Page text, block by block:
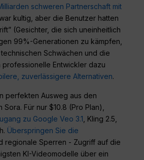
schweren Partnerschaft mit
kultig, aber die Benutzer hatten
(Gesichter, die sich uneinheitlich
99%-Generationen zu kämpfen,
Schwächen und die
professionelle Entwickler dazu
zuverlässigere Alternativen.
perfekten Ausweg aus den
Für nur $10.8 (Pro Plan),
zu Google Veo 3.1 , Kling 2.5,
Überspringen Sie die
regionale Sperren - Zugriff auf die
KI-Videomodelle über ein